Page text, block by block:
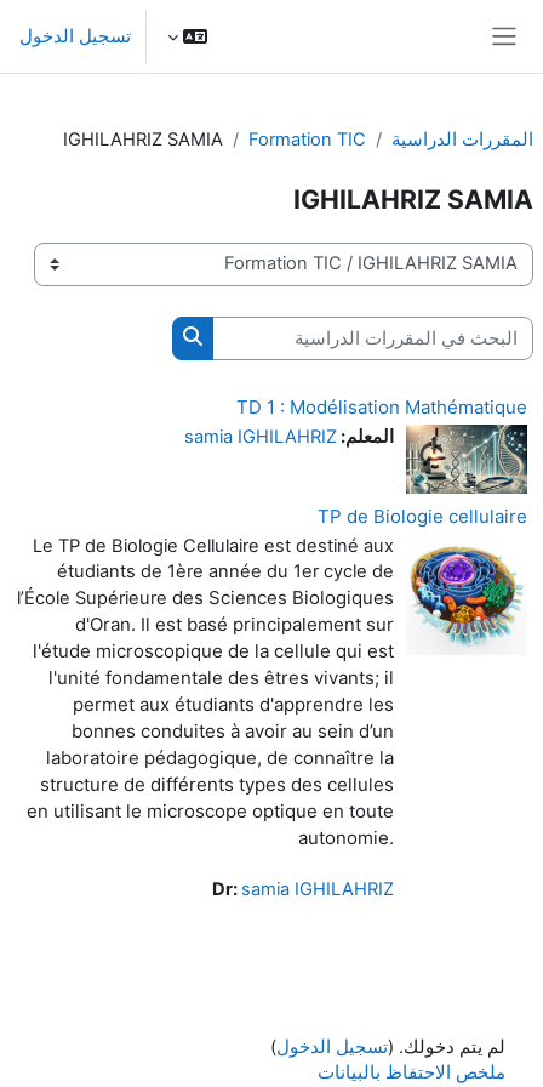
تسجيل الدخول
المقررات الدراسية Formation TIC
IGHILAHRIZ SAMIA
IGHILAHRIZ SAMIA
تصنيفات المقررات
البحث في المقررات الدراسية
البحث في المقررات
TD 1 : Modélisation Mathématique
المعلم: samia IGHILAHRIZ
TP de Biologie cellulaire
Le TP de Biologie Cellulaire est destiné aux
étudiants de 1ère année du 1er cycle de
lʼÉcole Supérieure des Sciences Biologiques
d'Oran. Il est basé principalement sur
l'étude microscopique de la cellule qui est
l'unité fondamentale des êtres vivants; il
permet aux étudiants d'apprendre les
bonnes conduites à avoir au sein d’un
laboratoire pédagogique, de connaître la
structure de différents types des cellules
en utilisant le microscope optique en toute
autonomie.
Dr: samia IGHILAHRIZ
لم يتم دخولك. (تسجيل الدخول)
ملخص الاحتفاظ بالبيانات